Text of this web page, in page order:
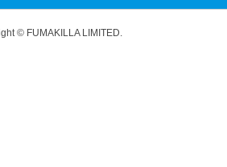
© FUMAKILLA LIMITED.